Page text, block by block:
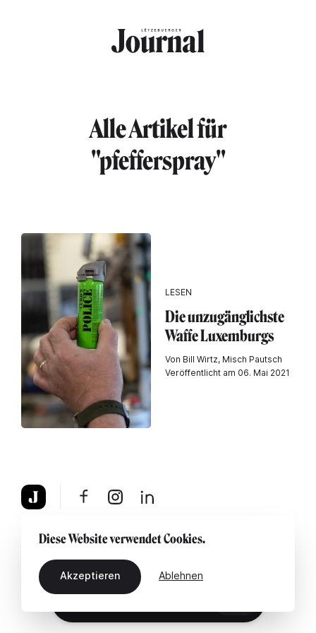
Alle Artikel für
"pfefferspray"
LESEN
Die unzugänglichste
Waffe Luxemburgs
Von Bill Wirtz, Misch Pautsch
Veröffentlicht am 06. Mai 2021
Über uns Rechtshinweis Kontaktiere uns
Diese Website verwendet Cookies.
Akzeptieren Ablehnen